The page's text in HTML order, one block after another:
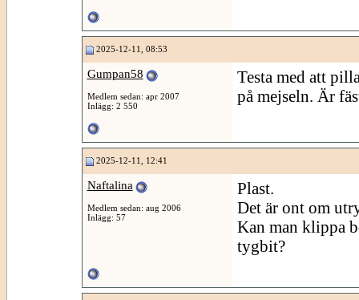
2025-12-11, 08:53
Gumpan58
Medlem sedan: apr 2007
Inlägg: 2 550
Testa med att
på mejseln. Är
2025-12-11, 12:41
Naftalina
Medlem sedan: aug 2006
Inlägg: 57
Plast.
Det är ont om
Kan man klippa
tygbit?